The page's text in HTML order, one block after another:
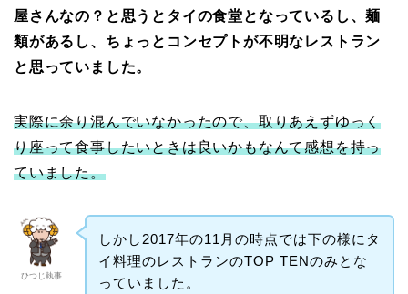
屋さんなの？と思うとタイの食堂となっているし、麺
類があるし、ちょっとコンセプトが不明なレストラン
と思っていました。
実際に余り混んでいなかったので、取りあえずゆっく
り座って食事したいときは良いかもなんて感想を持っ
ていました。
ひつじ執事
しかし2017年の11月の時点では下の様にタ
イ料理のレストランのTOP TENのみとな
っていました。